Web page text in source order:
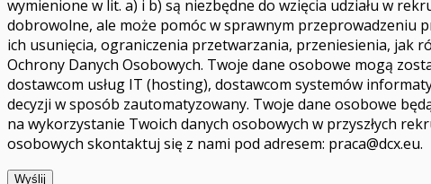
wymienione w lit. a) i b) są niezbędne do wzięcia udziału w
dobrowolne, ale może pomóc w sprawnym przeprowadzeniu
ich usunięcia, ograniczenia przetwarzania, przeniesienia, jak
Ochrony Danych Osobowych. Twoje dane osobowe mogą
dostawcom usług IT (hosting), dostawcom systemów
decyzji w sposób zautomatyzowany. Twoje dane osobowe
na wykorzystanie Twoich danych osobowych w przyszłych
osobowych skontaktuj się z nami pod adresem: praca@dcx.eu.
Wyślij